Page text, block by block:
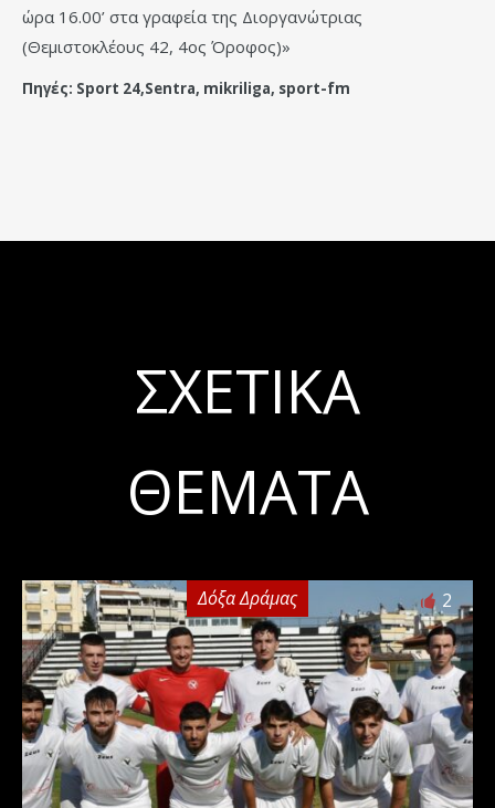
ώρα 16.00’ στα γραφεία της Διοργανώτριας
(Θεμιστοκλέους 42, 4ος Όροφος)»
Πηγές: Sport 24,Sentra, mikriliga, sport-fm
ΣΧΕΤΙΚΆ
ΘΈΜΑΤΑ
Δόξα Δράμας 2